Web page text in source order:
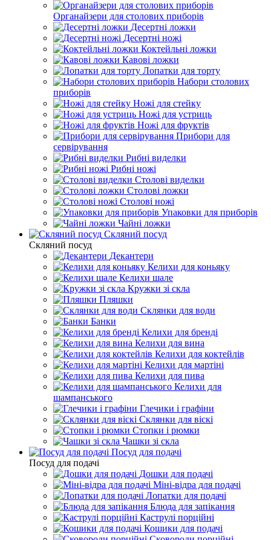
Органайзери для столових приборів
Десертні ложки
Десертні ножі
Коктейльні ложки
Кавові ложки
Лопатки для торту
Набори столових
приборів
Ножі для стейку
Ножі для устриць
Ножі для фруктів
Прибори для
сервірування
Рибні виделки
Рибні ножі
Столові виделки
Столові ложки
Столові ножі
Упаковки для приборів
Чайні ложки
Скляний посуд
Скляний посуд
Декантери
Келихи для коньяку
Келихи шале
Кружки зі скла
Пляшки
Склянки для води
Банки
Келихи для бренді
Келихи для вина
Келихи для коктейлів
Келихи для мартіні
Келихи для пива
Келихи для
шампанського
Глечики і графіни
Склянки для віскі
Стопки і рюмки
Чашки зі скла
Посуд для подачі
Посуд для подачі
Дошки для подачі
Міні-відра для подачі
Лопатки для подачі
Блюда для запікання
Каструлі порційні
Кошики для подачі